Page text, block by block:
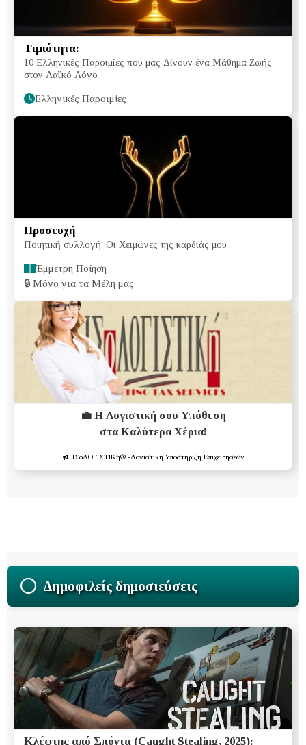
Τιμιότητα:
10 Ελληνικές Παροιμίες που μας Δίνουν ένα Μάθημα Ζωής
στον Λαϊκό Λόγο
Ελληνικές Παροιμίες
Προσευχή
Ποιητική συλλογή: Οι Χειμώνες της καρδιάς μου
Έμμετρη Ποίηση
🔒 Μόνο για τα Μέλη μας
💼 Η Λογιστική σου Υπόθεση
στα Καλύτερα Χέρια!
ΙΣοΛΟΓΙΣΤΙΚή®-Λογιστική Υποστήριξη Επιχειρήσεων
Δημοφιλείς δημοσιεύσεις
Κλέφτης από Σπόντα (Caught Stealing, 2025):